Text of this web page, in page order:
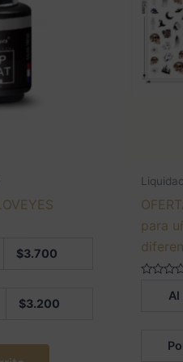
$3.700
$3.200
para
Al